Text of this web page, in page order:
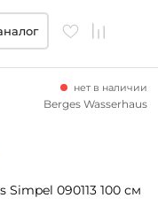
090113 100 см
нет в наличии
Berges Wasserhaus